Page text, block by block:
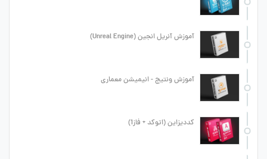
آموزش آنریل انجین (Unreal Engine)
آموزش ونتیج - انیمیشن معماری
کددیزاین (اتوکد + فاز1)